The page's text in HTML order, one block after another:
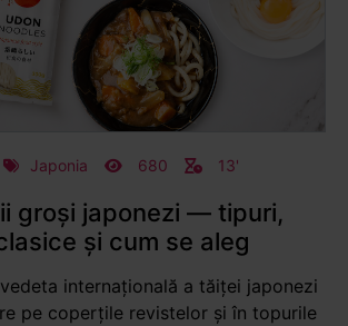
Japonia 680 13'
groși japonezi — tipuri,
și cum se aleg
internațională a tăiței japonezi
pe coperțile revistelor și în topurile